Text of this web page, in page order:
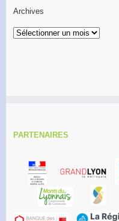
Archives
Archives
PARTENAIRES